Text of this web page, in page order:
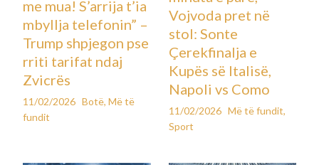
me mua! S’arrija t’ia
mbyllja telefonin” –
Trump shpjegon pse
rriti tarifat ndaj
Zvicrës
11/02/2026 Botë,Më të
fundit
Vojvoda pret në
stol: Sonte
Çerekfinalja e
Kupës së Italisë,
Napoli vs Como
11/02/2026 Më të fundit,
Sport